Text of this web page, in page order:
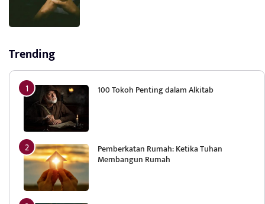
Trending
100 Tokoh Penting dalam Alkitab
Pemberkatan Rumah: Ketika Tuhan
Membangun Rumah